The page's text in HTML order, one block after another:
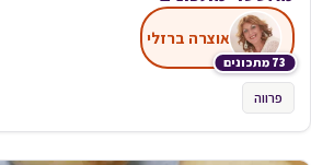
73 מתכונים
אוצרה ברזלי
פרווה